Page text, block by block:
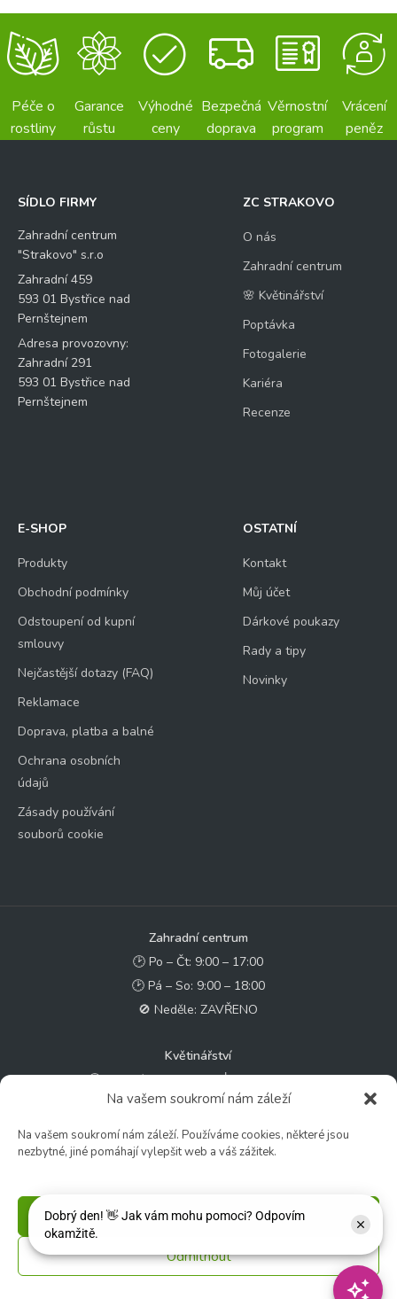
Na vašem soukromí nám záleží
Na vašem soukromí nám záleží. Používáme cookies, některé jsou
nezbytné, jiné pomáhají vylepšit web a váš zážitek.
Příjmout
Odmítnout
Péče o
rostliny
Garance
růstu
Výhodné
ceny
Bezpečná
doprava
Věrnostní
program
Vrácení
peněz
SÍDLO FIRMY
Zahradní centrum
"Strakovo" s.r.o
Zahradní 459
593 01 Bystřice nad
Pernštejnem
Adresa provozovny:
Zahradní 291
593 01 Bystřice nad
Pernštejnem
ZC STRAKOVO
O nás
Zahradní centrum
🌸 Květinářství
Poptávka
Fotogalerie
Kariéra
Recenze
E-SHOP
Produkty
Obchodní podmínky
Odstoupení od kupní
smlouvy
Nejčastější dotazy (FAQ)
Reklamace
Doprava, platba a balné
Ochrana osobních
údajů
Zásady používání
souborů cookie
OSTATNÍ
Kontakt
Můj účet
Dárkové poukazy
Rady a tipy
Novinky
Zahradní centrum
🕑 Po – Čt: 9:00 – 17:00
🕑 Pá – So: 9:00 – 18:00
🚫 Neděle: ZAVŘENO
Květinářství
🕑 Ut – Pá: 9:00 - 12:00 │ 13:00 - 17:00
🕑 So: 9:00 – 15:00
🚫 Ne - Po: ZAVŘENO